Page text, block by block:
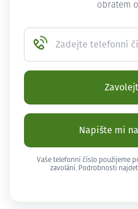
obratem
Zadejte telefonní
Napište mi
Vaše telefonní číslo použijeme
zavolání. Podrobnosti